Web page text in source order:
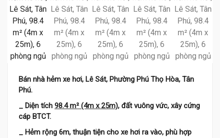
Bán nhà hẻm xe hơi, Lê Sát, Phường Phú Thọ Hòa, Tân
Phú.
_ Diện tích 98.4 m² (4m x 25m), đất vuông vức, xây cứng
cáp BTCT.
_ Hẻm rộng 6m, thuận tiện cho xe hơi ra vào, phù hợp